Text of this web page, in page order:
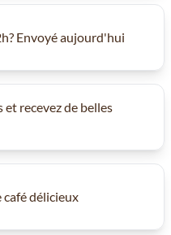
Envoyé aujourd'hui
et recevez de belles
délicieux